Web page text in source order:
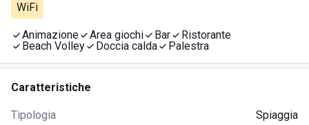
WiFi
Animazione Area giochi Bar
Ristorante
Beach Volley
Doccia calda Palestra
Caratteristiche
Tipologia Spiaggia